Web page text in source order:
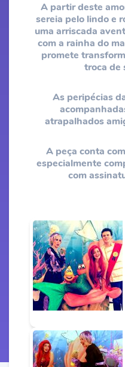
A partir deste
sereia pelo lindo e
uma arriscada
com a rainha do
promete
troca de
As peripécias
atrapalhados
A peça conta
especialmente
com